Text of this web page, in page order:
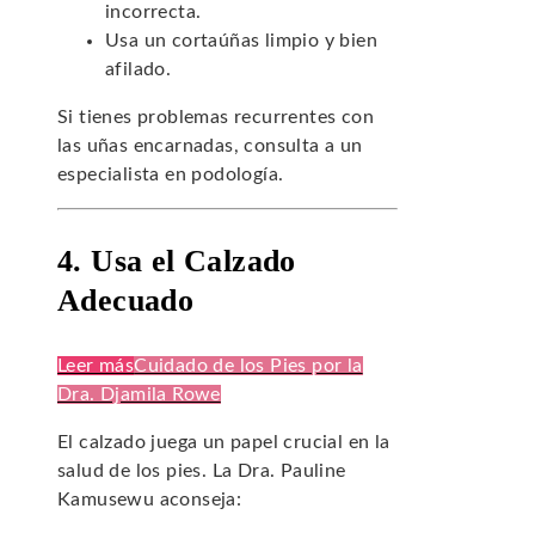
incorrecta.
Usa un cortaúñas limpio y bien
afilado.
Si tienes problemas recurrentes con
las uñas encarnadas, consulta a un
especialista en podología.
4. Usa el Calzado
Adecuado
Leer másCuidado de los Pies por la
Dra. Djamila Rowe
El calzado juega un papel crucial en la
salud de los pies. La Dra. Pauline
Kamusewu aconseja: